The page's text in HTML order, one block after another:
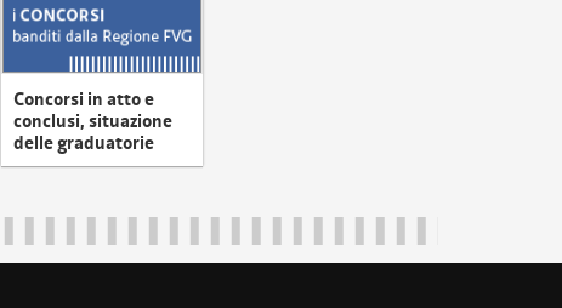
Concorsi in atto e
conclusi, situazione
delle graduatorie